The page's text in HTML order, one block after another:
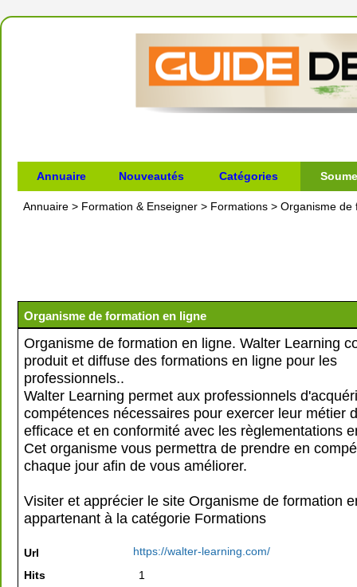
Annuaire Nouveautés Catégories
Annuaire > Formation & Enseigner > Formations > Organisme de
Organisme de formation en ligne
Organisme de formation en ligne. Walter Learning
produit et diffuse des formations en ligne pour les
professionnels..
Walter Learning permet aux professionnels
compétences nécessaires pour exercer leur métier
efficace et en conformité avec les règlementations
Cet organisme vous permettra de prendre en
chaque jour afin de vous améliorer.
Visiter et apprécier le site Organisme de formation
appartenant à la catégorie Formations
Url
https://walter-learning.com/
Hits
1